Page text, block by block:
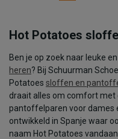
Hot Potatoes
Ben je op zoek naar leuke
heren? Bij Schuurman
Potatoes sloffen en
draait alles om comfort met
pantoffelparen voor dames
ontwikkeld in Spanje waar
naam Hot Potatoes